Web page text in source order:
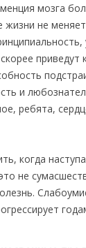
мозга
жизни не
и
ребята,
когда
не